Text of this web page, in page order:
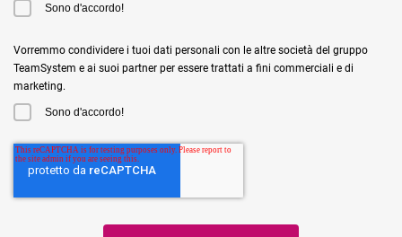
Sono d'accordo!
Vorremmo condividere i tuoi dati personali con le altre società del gruppo
TeamSystem e ai suoi partner per essere trattati a fini commerciali e di
marketing.
Sono d'accordo!